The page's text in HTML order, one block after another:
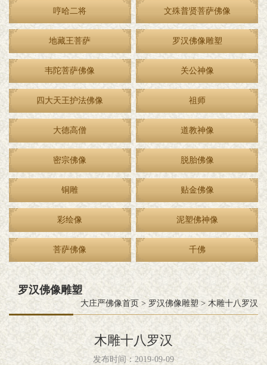
哼哈二将 文殊普贤菩萨佛像
地藏王菩萨 罗汉佛像雕塑
韦陀菩萨佛像 关公神像
四大天王护法佛像 祖师
大德高僧 道教神像
密宗佛像 脱胎佛像
铜雕 贴金佛像
彩绘像 泥塑佛神像
菩萨佛像 千佛
罗汉佛像雕塑
大庄严佛像首页 > 罗汉佛像雕塑 > 木雕十八罗汉
木雕十八罗汉
发布时间：2019-09-09